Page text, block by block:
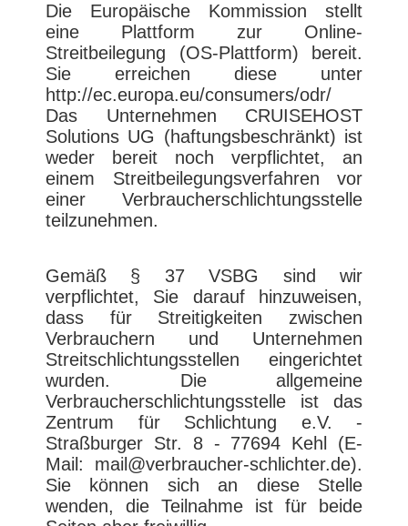
Die Europäische Kommission stellt
eine Plattform zur Online-
Streitbeilegung (OS-Plattform) bereit.
Sie erreichen diese unter
http://ec.europa.eu/consumers/odr/
Das Unternehmen CRUISEHOST
Solutions UG (haftungsbeschränkt) ist
weder bereit noch verpflichtet, an
einem Streitbeilegungsverfahren vor
einer Verbraucherschlichtungsstelle
teilzunehmen.
Gemäß § 37 VSBG sind wir
verpflichtet, Sie darauf hinzuweisen,
dass für Streitigkeiten zwischen
Verbrauchern und Unternehmen
Streitschlichtungsstellen eingerichtet
wurden. Die allgemeine
Verbraucherschlichtungsstelle ist das
Zentrum für Schlichtung e.V. -
Straßburger Str. 8 - 77694 Kehl (E-
Mail: mail@verbraucher-schlichter.de).
Sie können sich an diese Stelle
wenden, die Teilnahme ist für beide